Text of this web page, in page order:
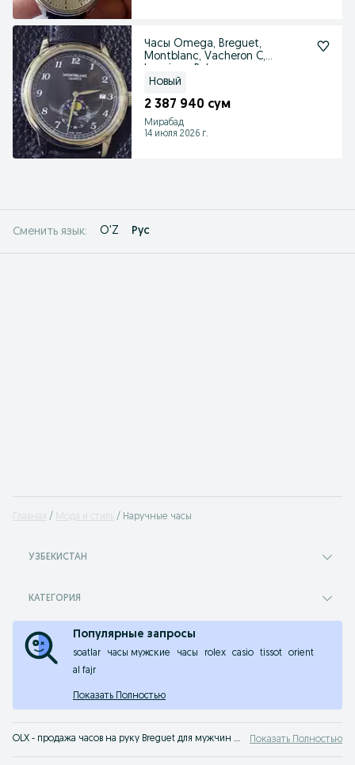
Часы Omega, Breguet,
Montblanc, Vacheron C,
Новый
2 387 940 сум
Мирабад
14 июля 2026 г.
Сменить язык: O'Z Рус
Главная Мода и стиль Наручные часы
УЗБЕКИСТАН
КАТЕГОРИЯ
Популярные запросы
soatlar часы мужские часы rolex casio tissot
orient
al fajr
Показать Полностью
OLX - продажа часов на руку Breguet для мужчин и для женщин на сервисе объявлений OLX.uz Узбекистан. Хороший выбор стильных наручных часов Breguet по доступным ценам на OLX.uz! Показать Полностью